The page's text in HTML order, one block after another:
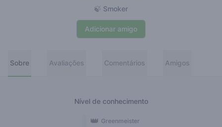
🍃 Smoker
Adicionar amigo
Sobre Avaliações Comentários Amigos
Nível de conhecimento
👑 Greenmeister